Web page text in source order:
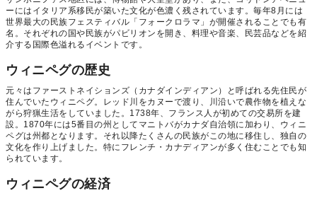
ーにはイタリア系移民が築いた文化が色濃く残されています。毎年8月には
世界最大の民族フェスティバル「フォークロラマ」が開催されることでも有
名。それぞれの国や民族がパビリオンを開き、料理や音楽、民芸品などを紹
介する国際色溢れるイベントです。
ウィニペグの歴史
元々はファーストネイションズ（カナダインディアン）と呼ばれる先住民が
住んでいたウィニペグ。レッド川をカヌーで渡り、川沿いで農作物を植えな
がら狩猟生活をしていました。1738年、フランス人が初めての交易所を建
設。1870年には5番目の州としてマニトバがカナダ自治領に加わり、ウィニ
ペグは州都となります。それ以降たくさんの民族がこの地に移住し、独自の
文化を作り上げました。特にフレンチ・カナディアンが多く住むことでも知
られています。
ウィニペグの経済